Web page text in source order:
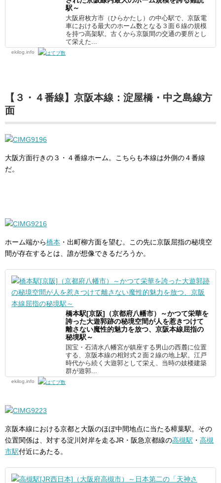
駅～
大阪府枚方市（ひらかたし）の中心駅で、京阪電
車における最大のホーム数となる３面６線の規模
を持つ高架駅。古くから京阪間の交通の要所とし
て栄えた...
ekilog.info
【３・４番線】京阪本線：淀屋橋・中之島線方
面
大阪方面行きの３・４番線ホーム。こちらも本線は外側の４番線
だ。
ホーム端から橋本 ・出町柳方面を望む。この先に京阪屈指の秘境空
間が存在するとは、誰が想像できるだろうか。
橋本駅[京阪]（京都府八幡市）～かつて栄華を
誇った大遊郭跡の秘境空間が人を惹きつけて
離さない魔性的魅力を放つ、京阪本線屈指の
秘境駅～
国宝・石清水八幡宮が鎮座する男山の西麓に位置
する、京阪本線の相対式２面２線の地上駅。江戸
時代から続く大遊郭として栄え、当時の妓楼建築
群が遊郭...
ekilog.info
京阪本線における京都と大阪のほぼ中間地点に当たる樟葉駅。その
位置関係は、対する淀川対岸を走るJR・阪急京都線の高槻駅 ・ 高槻
市駅付近にあたる。